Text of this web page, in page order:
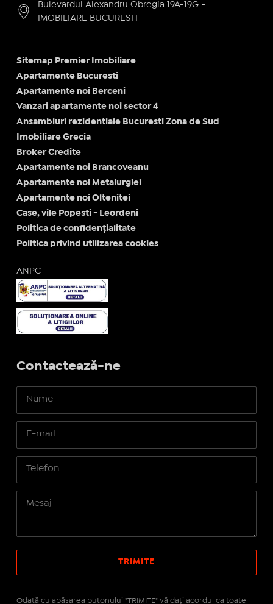
Bulevardul Alexandru Obregia 19A-19G -
IMOBILIARE BUCURESTI
Sitemap Premier Imobiliare
Apartamente Bucuresti
Apartamente noi Berceni
Vanzari apartamente noi sector 4
Ansambluri rezidentiale Bucuresti Zona de Sud
Imobiliare Grecia
Broker Credite
Apartamente noi Brancoveanu
Apartamente noi Metalurgiei
Apartamente noi Oltenitei
Case, vile Popesti - Leordeni
Politica de confidențialitate
Politica privind utilizarea cookies
ANPC
Contactează-ne
Odată cu apăsarea butonului "TRIMITE" vă daţi acordul ca toate